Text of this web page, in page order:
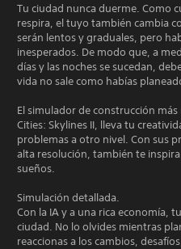
Tu ciudad nunca duerme. Como
respira, el tuyo también cambia
serán lentos y graduales, pero
inesperados. De modo que, a
días y las noches se sucedan,
vida no sale como habías
El simulador de construcción
Cities: Skylines II, lleva tu
problemas a otro nivel. Con sus
alta resolución, también te
sueños.
Simulación detallada.
Con la IA y a una rica economía,
ciudad. No lo olvides mientras
reaccionas a los cambios,